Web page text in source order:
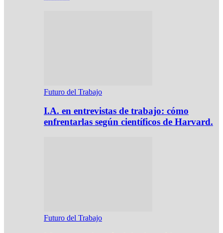
Futuro del Trabajo
I.A. en entrevistas de trabajo: cómo
enfrentarlas según científicos de Harvard.
Futuro del Trabajo